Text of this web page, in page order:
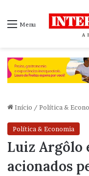
Menu
Início / Política &
Política & Economia
Luiz Argôlo
acionados